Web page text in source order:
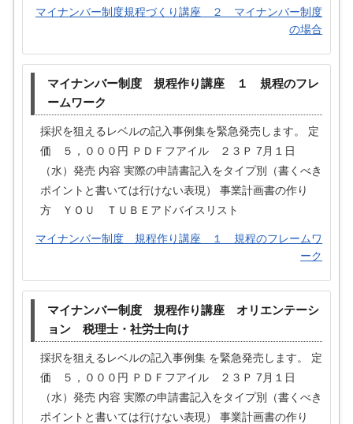
マイナンバー制度規程づくり講座 ２ マイナンバー制度
の場合
マイナンバー制度 規程作り講座 １ 規程のフレ
ームワーク
採択を狙えるレベルの記入事例集を緊急発売します。 定
価 ５，０００円 ＰＤＦフアイル ２３Ｐ 7月１日
（水）発売 内容 実際の申請書記入をタイプ別（書くべき
ポイントと書いては行けない表現） 事業計画書の作り
方 ＹＯＵ ＴＵＢＥアドバイスリスト
マイナンバー制度 規程作り講座 １ 規程のフレームワ
ーク
マイナンバー制度 規程作り講座 オリエンテーシ
ョン 税理士・社労士向け
採択を狙えるレベルの記入事例集 を緊急発売します。 定
価 ５，０００円 ＰＤＦフアイル ２３Ｐ 7月１日
（水）発売 内容 実際の申請書記入をタイプ別（書くべき
ポイントと書いては行けない表現） 事業計画書の作り